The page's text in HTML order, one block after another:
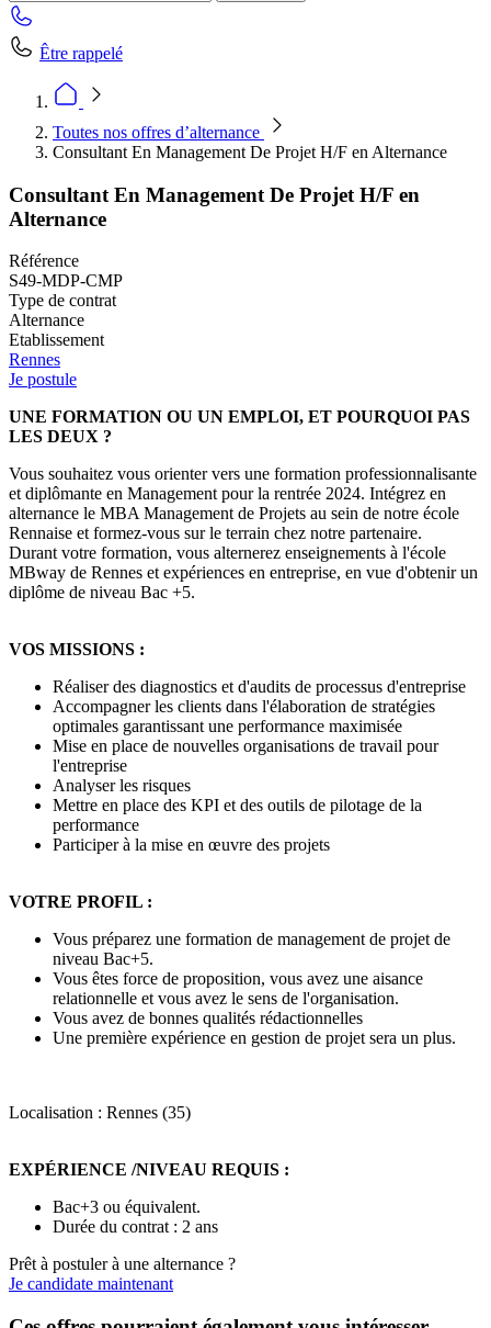
Être rappelé
Toutes nos offres d’alternance
Consultant En Management De Projet H/F en Alternance
Consultant En Management De Projet H/F en
Alternance
Référence
S49-MDP-CMP
Type de contrat
Alternance
Etablissement
Rennes
Je postule
UNE FORMATION OU UN EMPLOI, ET POURQUOI PAS
LES DEUX ?
Vous souhaitez vous orienter vers une formation professionnalisante
et diplômante en Management pour la rentrée 2024. Intégrez en
alternance le MBA Management de Projets au sein de notre école
Rennaise et formez-vous sur le terrain chez notre partenaire.
Durant votre formation, vous alternerez enseignements à l'école
MBway de Rennes et expériences en entreprise, en vue d'obtenir un
diplôme de niveau Bac +5.
VOS MISSIONS :
Réaliser des diagnostics et d'audits de processus d'entreprise
Accompagner les clients dans l'élaboration de stratégies
optimales garantissant une performance maximisée
Mise en place de nouvelles organisations de travail pour
l'entreprise
Analyser les risques
Mettre en place des KPI et des outils de pilotage de la
performance
Participer à la mise en œuvre des projets
VOTRE PROFIL :
Vous préparez une formation de management de projet de
niveau Bac+5.
Vous êtes force de proposition, vous avez une aisance
relationnelle et vous avez le sens de l'organisation.
Vous avez de bonnes qualités rédactionnelles
Une première expérience en gestion de projet sera un plus.
Localisation : Rennes (35)
EXPÉRIENCE /NIVEAU REQUIS :
Bac+3 ou équivalent.
Durée du contrat : 2 ans
Prêt à postuler à une alternance ?
Je candidate maintenant